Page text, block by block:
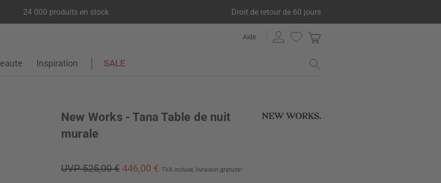
24 000 produits en stock Droit de retour de 60 jours
Aide
Inspiration SALE
New Works - Tana Table de nuit
murale
UVP 525,00 € 446,00 € TVA incluse, livraison gratuite*